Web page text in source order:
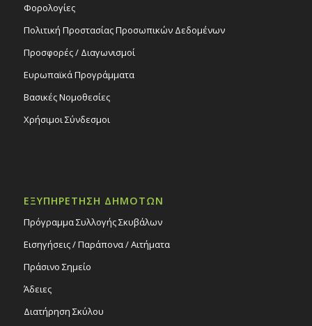
Φορολογίες
Πολιτική Προστασίας Προσωπικών Δεδομένων
Προσφορές / Διαγωνισμοί
Ευρωπαϊκά Προγράμματα
Βασικές Νομοθεσίες
Χρήσιμοι Σύνδεσμοι
ΕΞΥΠΗΡΕΤΗΣΗ ΔΗΜΟΤΩΝ
Πρόγραμμα Συλλογής Σκυβάλων
Εισηγήσεις / Παράπονα / Αιτήματα
Πράσινο Σημείο
Άδειες
Διατήρηση Σκύλου